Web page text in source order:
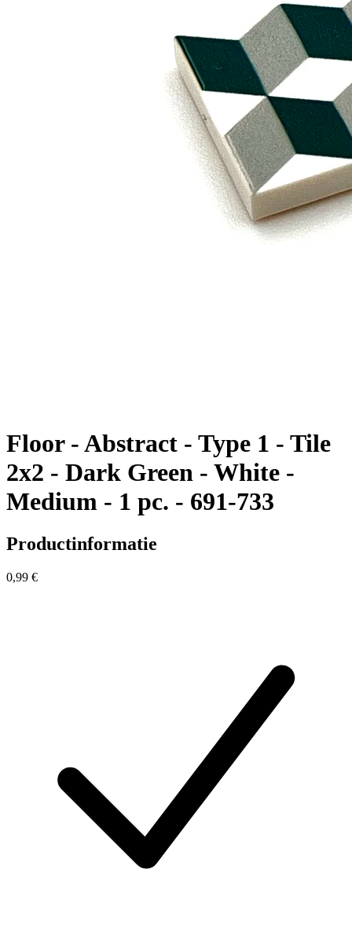
Floor - Abstract - Type 1 - Tile
2x2 - Dark Green - White -
Medium - 1 pc. - 691-733
Productinformatie
0,99 €